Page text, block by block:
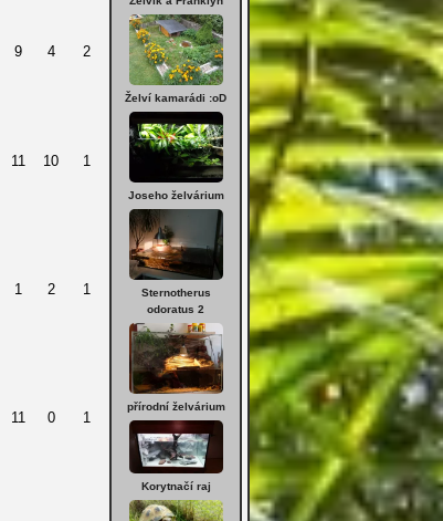
Želví kamarádi :oD
Joseho želvárium
Sternotherus
odoratus 2
přírodní želvárium
Korytnačí raj
9 4 2
11 10 1
1 2 1
11 0 1